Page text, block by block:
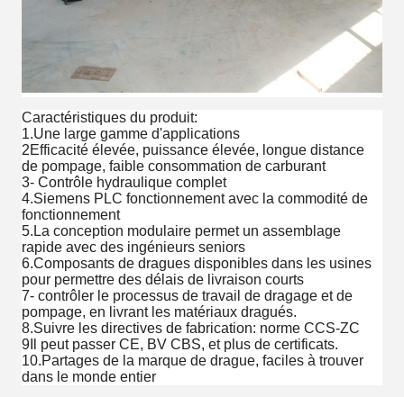
Caractéristiques du produit:
1.Une large gamme d'applications
2Efficacité élevée, puissance élevée, longue distance
de pompage, faible consommation de carburant
3- Contrôle hydraulique complet
4.Siemens PLC fonctionnement avec la commodité de
fonctionnement
5.La conception modulaire permet un assemblage
rapide avec des ingénieurs seniors
6.Composants de dragues disponibles dans les usines
pour permettre des délais de livraison courts
7- contrôler le processus de travail de dragage et de
pompage, en livrant les matériaux dragués.
8.Suivre les directives de fabrication: norme CCS-ZC
9Il peut passer CE, BV CBS, et plus de certificats.
10.Partages de la marque de drague, faciles à trouver
dans le monde entier